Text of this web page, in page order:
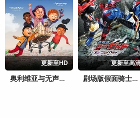
更新至HD
奥利维亚与无声震波
更新至高
剧场版假面骑士创骑合而为一